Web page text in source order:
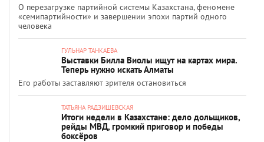
О перезагрузке партийной системы Казахстана, феномене
«семипартийности» и завершении эпохи партий одного
человека
ГУЛЬНАР ТАНКАЕВА
Выставки Билла Виолы ищут на картах мира.
Теперь нужно искать Алматы
Его работы заставляют зрителя остановиться
ТАТЬЯНА РАДЗИШЕВСКАЯ
Итоги недели в Казахстане: дело дольщиков,
рейды МВД, громкий приговор и победы
боксёров